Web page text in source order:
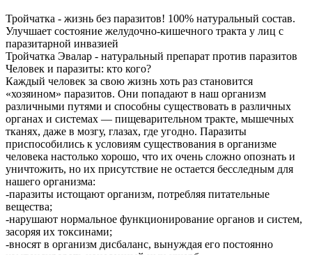
Тройчатка - жизнь без паразитов! 100% натуральный состав.
Улучшает состояние желудочно-кишечного тракта у лиц с
паразитарной инвазией
Тройчатка Эвалар - натуральный препарат против паразитов
Человек и паразиты: кто кого?
Каждый человек за свою жизнь хоть раз становится
«хозяином» паразитов. Они попадают в наш организм
различными путями и способны существовать в различных
органах и системах — пищеварительном тракте, мышечных
тканях, даже в мозгу, глазах, где угодно. Паразиты
приспособились к условиям существования в организме
человека настолько хорошо, что их очень сложно опознать и
уничтожить, но их присутствие не остается бесследным для
нашего организма:
-паразиты истощают организм, потребляя питательные
вещества;
-нарушают нормальное функционирование органов и систем,
засоряя их токсинами;
-вносят в организм дисбаланс, вынуждая его постоянно